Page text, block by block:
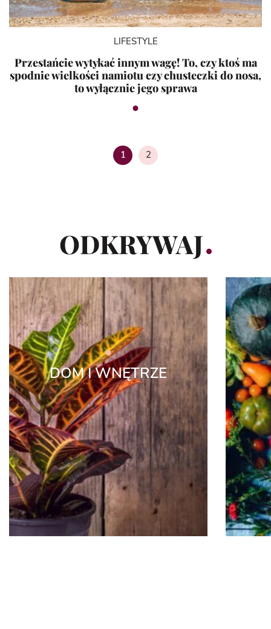
LIFESTYLE
Przestańcie wytykać innym wagę! To, czy ktoś ma
spodnie wielkości namiotu czy chusteczki do nosa,
to wyłącznie jego sprawa
1 Strona
2
ODKRYWAJ
DOM I WNĘTRZE